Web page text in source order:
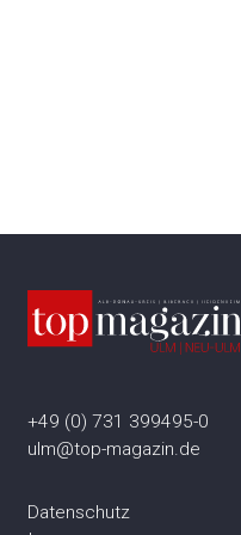
+49 (0) 731 399495-0
ulm@top-magazin.de
Datenschutz